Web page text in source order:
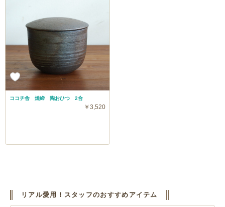
ココチ舎 焼締 陶おひつ 2合
￥3,520
リアル愛用！スタッフのおすすめアイテム